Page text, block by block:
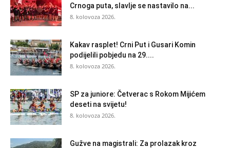
Crnoga puta, slavlje se nastavilo na...
8. kolovoza 2026.
Kakav rasplet! Crni Put i Gusari Komin
podijelili pobjedu na 29....
8. kolovoza 2026.
SP za juniore: Četverac s Rokom Mijićem
deseti na svijetu!
8. kolovoza 2026.
Gužve na magistrali: Za prolazak kroz